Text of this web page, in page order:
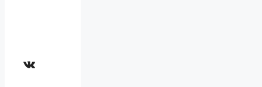
ВКонтакте